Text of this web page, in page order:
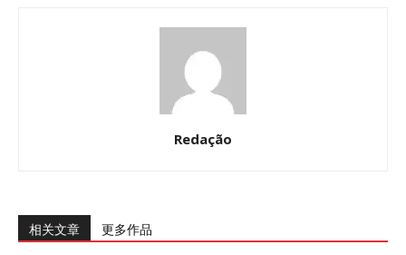
Redação
相关文章 更多作品